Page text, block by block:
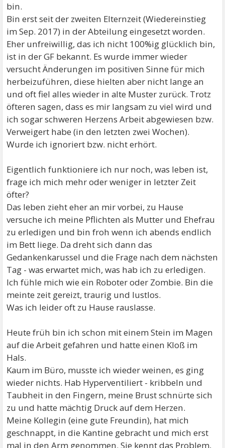
bin.
Bin erst seit der zweiten Elternzeit (Wiedereinstieg
im Sep. 2017) in der Abteilung eingesetzt worden.
Eher unfreiwillig, das ich nicht 100%ig glücklich bin,
ist in der GF bekannt. Es wurde immer wieder
versucht Änderungen im positiven Sinne für mich
herbeizuführen, diese hielten aber nicht lange an
und oft fiel alles wieder in alte Muster zurück. Trotz
öfteren sagen, dass es mir langsam zu viel wird und
ich sogar schweren Herzens Arbeit abgewiesen bzw.
Verweigert habe (in den letzten zwei Wochen).
Wurde ich ignoriert bzw. nicht erhört.
Eigentlich funktioniere ich nur noch, was leben ist,
frage ich mich mehr oder weniger in letzter Zeit
öfter?
Das leben zieht eher an mir vorbei, zu Hause
versuche ich meine Pflichten als Mutter und Ehefrau
zu erledigen und bin froh wenn ich abends endlich
im Bett liege. Da dreht sich dann das
Gedankenkarussel und die Frage nach dem nächsten
Tag - was erwartet mich, was hab ich zu erledigen.
Ich fühle mich wie ein Roboter oder Zombie. Bin die
meinte zeit gereizt, traurig und lustlos.
Was ich leider oft zu Hause rauslasse.
Heute früh bin ich schon mit einem Stein im Magen
auf die Arbeit gefahren und hatte einen Kloß im
Hals.
Kaum im Büro, musste ich wieder weinen, es ging
wieder nichts. Hab Hyperventiliert - kribbeln und
Taubheit in den Fingern, meine Brust schnürte sich
zu und hatte mächtig Druck auf dem Herzen.
Meine Kollegin (eine gute Freundin), hat mich
geschnappt, in die Kantine gebracht und mich erst
mal in den Arm genommen. Sie kennt das Problem,